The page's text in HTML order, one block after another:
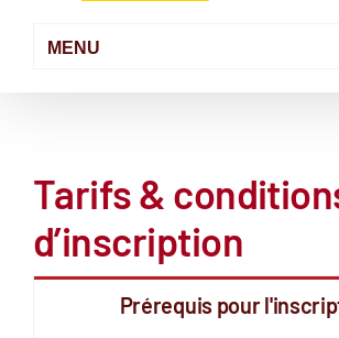
Tarifs &
d’inscription
Prérequis pour